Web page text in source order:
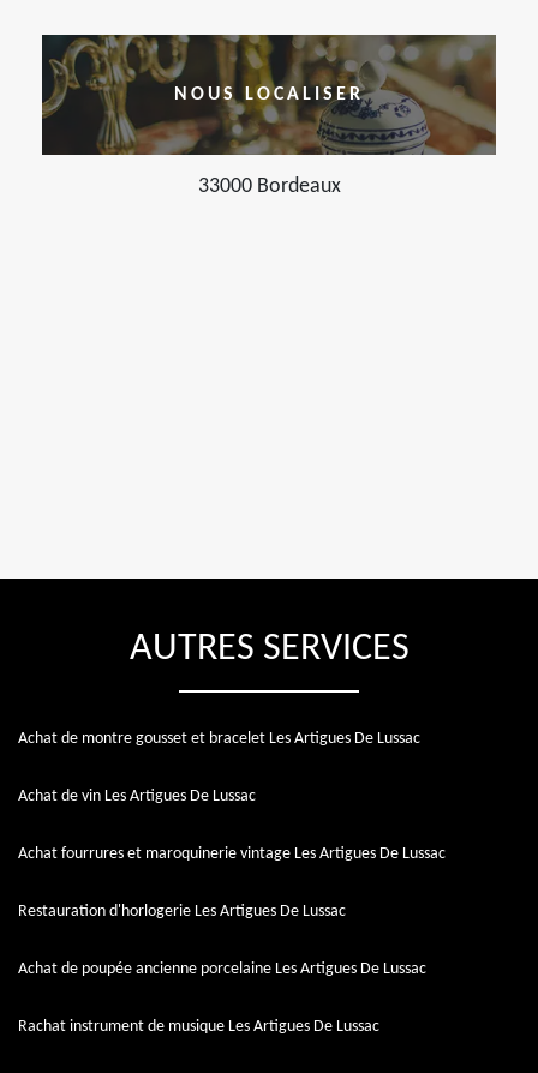
NOUS LOCALISER
33000 Bordeaux
AUTRES SERVICES
Achat de montre gousset et bracelet Les Artigues De Lussac
Achat de vin Les Artigues De Lussac
Achat fourrures et maroquinerie vintage Les Artigues De Lussac
Restauration d'horlogerie Les Artigues De Lussac
Achat de poupée ancienne porcelaine Les Artigues De Lussac
Rachat instrument de musique Les Artigues De Lussac